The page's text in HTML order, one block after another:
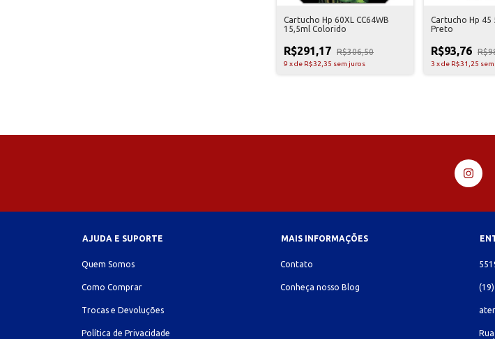
Cartucho Hp 60XL CC64WB
15,5ml Colorido
R$291,17 R$306,50
9 xde R$32,35 sem juros
Cartucho Hp 45
Preto
R$93,76
3 xde R$31,25
AJUDA E SUPORTE
Quem Somos
Como Comprar
Trocas e Devoluções
Política de Privacidade
MAIS INFORMAÇÕES
Contato
Conheça nosso Blog